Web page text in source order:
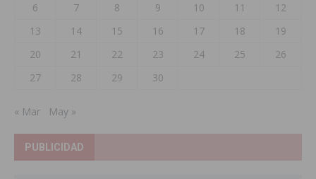
6
7 8 9 10 11
12
13
14 15 16 17 18
19
20
21 22 23 24 25
26
27
28 29 30
« Mar May »
PUBLICIDAD